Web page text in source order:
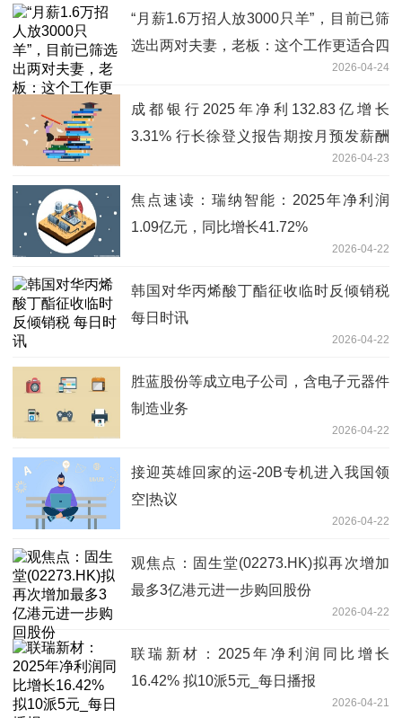
“月薪1.6万招人放3000只羊”，目前已筛
选出两对夫妻，老板：这个工作更适合四
2026-04-24
成都银行2025年净利132.83亿增长
3.31% 行长徐登义报告期按月预发薪酬
2026-04-23
焦点速读：瑞纳智能：2025年净利润
1.09亿元，同比增长41.72%
2026-04-22
韩国对华丙烯酸丁酯征收临时反倾销税
每日时讯
2026-04-22
胜蓝股份等成立电子公司，含电子元器件
制造业务
2026-04-22
接迎英雄回家的运-20B专机进入我国领
空|热议
2026-04-22
观焦点：固生堂(02273.HK)拟再次增加
最多3亿港元进一步购回股份
2026-04-22
联瑞新材：2025年净利润同比增长
16.42% 拟10派5元_每日播报
2026-04-21